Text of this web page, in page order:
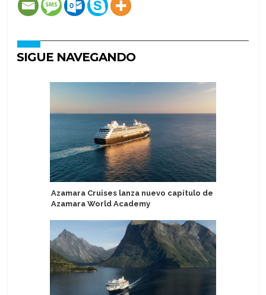
SIGUE NAVEGANDO
Azamara Cruises lanza nuevo capítulo de
Azamara World Academy